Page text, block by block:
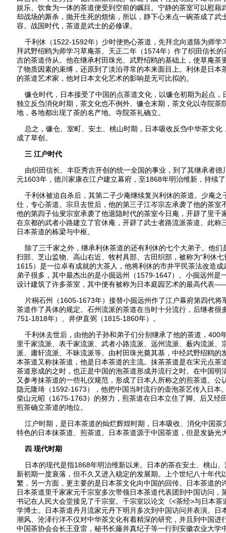
娱乐、饮食为一体的茶道便受到空前的瞩目。宁静的茶室可以慰藉
却战场的厮杀，抛开生死的烦恼，所以，静下心来点一碗茶成了武
容。战国时代，茶道是武士的必修课。
千利休（1522-1592年）少时便热心茶道，先拜北向道陈为师学
拜武野绍鸥为师学习草庵茶。天正二年（1574年）作了织田信长
吉的茶道侍从。他在继承村田珠光、武野绍鸥的基础上，使草庵茶
了物质因素的束缚，还原到了淡泊寻常的本来面目上。利休是日本
的茶道艺术家，他对日本文化艺术的影响是无可比拟的。
镰仓时代，日本接受了中国的点茶道文化，以镰仓初期为起点，
独立反刍消化时期，茶文化也不例外。镰仓末期，茶文化以寺院茶
地，各地都出现了茶的名产地。寺院茶礼确立。
总之，镰仓、室町、安土、桃山时期，日本吸收反刍中华茶文化
成了草创。
三 江户时代
由织田信长、丰臣秀吉开创的统一全国的事业，到了其继承者德
元1603年，德川家康在江户建立幕府，至1868年明治维新，持续
千利休被迫自杀后，其第二子少庵继续复兴利休的茶道。少庵之
仕，专心茶道。宗旦去世后，他的第三子江岑宗左承袭了他的茶室
他的第四子仙叟宗室承袭了他退隐时代的茶室今日庵，开辟了里千
在京都的武者小路建立了官休庵，开辟了武士者路流派茶道。此称
日本茶道的栋梁与中枢。
除了三千家之外，继承利休茶道的还有利休的七个大弟子。他们
扫部、芝山监物、高山右近、牧村具部、古田织部，被称为“利休
1615）是一位卓有成就的大茶人，他将利休的市井平民茶法改造
弟子很多，其中最杰出的是小掘远州（1579-1647）。小掘远州是
设计建筑了许多茶室，其中便有被称为日本庭园艺术的最高代表
片桐石州（1605-1673年）接替小掘远州作了江户幕府第四代将
茶道作了具体的规定。石州流派的茶道在当时十分流行，后继者很
751-1818年）、井伊直弼（1815-1860年）。
千利休去世后，由他的子孙和弟子们分别继承了他的茶道，400
里千家流派、表千家流派、武者小路流派、远州流派、薮内流派、
派、庸轩流派、不昧流派等。由村田珠光奠其基，中经武野绍鸥的
本茶道又称抹茶道，他是日本茶道的主流。抹茶茶道是在宋元点茶
茶道形成的之时，也正是中国的泡茶道形成并流行之时。在中国明
又参考抹茶道的一些礼仪规范，形成了日本人所称之的煎茶道。公
隐元隆琦（1592-1673），他把中国当时流行的壶泡茶艺传入日本
柴山元昭（1675-1763）的努力，煎茶道在日本立住了脚。后又经
煎茶确立茶道的地位。
江户时期，是日本茶道的灿烂辉煌时期，日本吸收、消化中国茶
特色的日本抹茶道、煎茶道。日本茶道源于中国茶道，但是发扬光
四 现代时期
日本的现代是指1868年明治维新以来。日本的茶在安土、桃山
新初期一度衰落，但不久又进入稳定的发展期。上个世纪八十年代
繁，另一方面，更主要的是日本茶文化向中国的回传。日本茶道的
日本茶道里千家家元千宗室多次带领日本茶道代表团到中国访问，
书记在人民大会堂接见了千宗室。千宗室以论文《<茶经>与日本茶
学博士。日本茶道丹月流家元丹下明月多次到中国访问并表演。日
潮风、沧泽行洋不仅对中华茶文化有着精深的研究，并且到中国进
中国茶协会会长王亚雷，秘书长藤井真纪子等一行到安徽农业大学